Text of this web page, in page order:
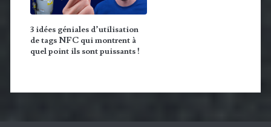
3 idées géniales d’utilisation
de tags NFC qui montrent à
quel point ils sont puissants !